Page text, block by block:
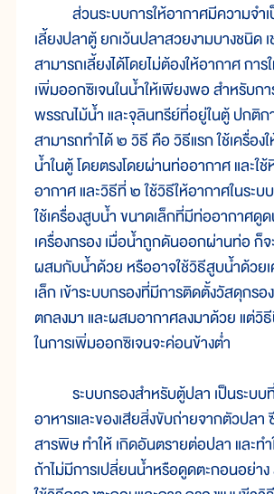
ส่วนระบบการให้อากาศมีความจำเ
เลี้ยงปลาตู้ ยกเว้นปลาสวยงามบางชนิด
สามารถเลี้ยงได้โดยไม่ต้องให้อากาศ กา
เพิ่มออกซิเจนในน้ำให้เพียงพอ สำหรับก
พรรณไม้น้ำ และจุลินทรีย์ที่อยู่ในตู้ ปกติก
สามารถทำได้ ๒ วิธี คือ วิธีแรก ใช้เครื่อง
น้ำในตู้ โดยตรงโดยผ่านท่ออากาศ และใช้
อากาศ และวิธีที่ ๒ ใช้วิธีให้อากาศในระบ
ใช้เครื่องสูบน้ำ ขนาดเล็กที่มีท่ออากาศดู
เครื่องกรอง เมื่อน้ำถูกดันออกผ่านท่อ ก็จ
ผสมกับน้ำด้วย หรืออาจใช้วิธีสูบน้ำด้วย
เล็ก เข้าระบบกรองที่มีการติดตั้งวัสดุกรอ
ตกลงมา และผสมอากาศลงมาด้วย แต่วิ
ในการเพิ่มออกซิเจนจะค่อนข้างต่ำ
ระบบกรองสำหรับตู้ปลา เป็นระบบ
อาหารและของเสียสิ่งขับถ่ายจากตัวปลา
สารพิษ ทำให้ เกิดอันตรายต่อปลา และท
ถ้าไม่มีการเปลี่ยนน้ำหรือดูดตะกอนอย่า